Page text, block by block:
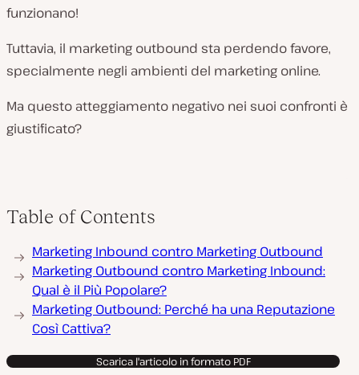
funzionano!
Tuttavia, il marketing outbound sta perdendo favore,
specialmente negli ambienti del marketing online.
Ma questo atteggiamento negativo nei suoi confronti è
giustificato?
Table of Contents
Marketing Inbound contro Marketing Outbound
Marketing Outbound contro Marketing Inbound:
Qual è il Più Popolare?
Marketing Outbound: Perché ha una Reputazione
Così Cattiva?
Scarica l'articolo in formato PDF